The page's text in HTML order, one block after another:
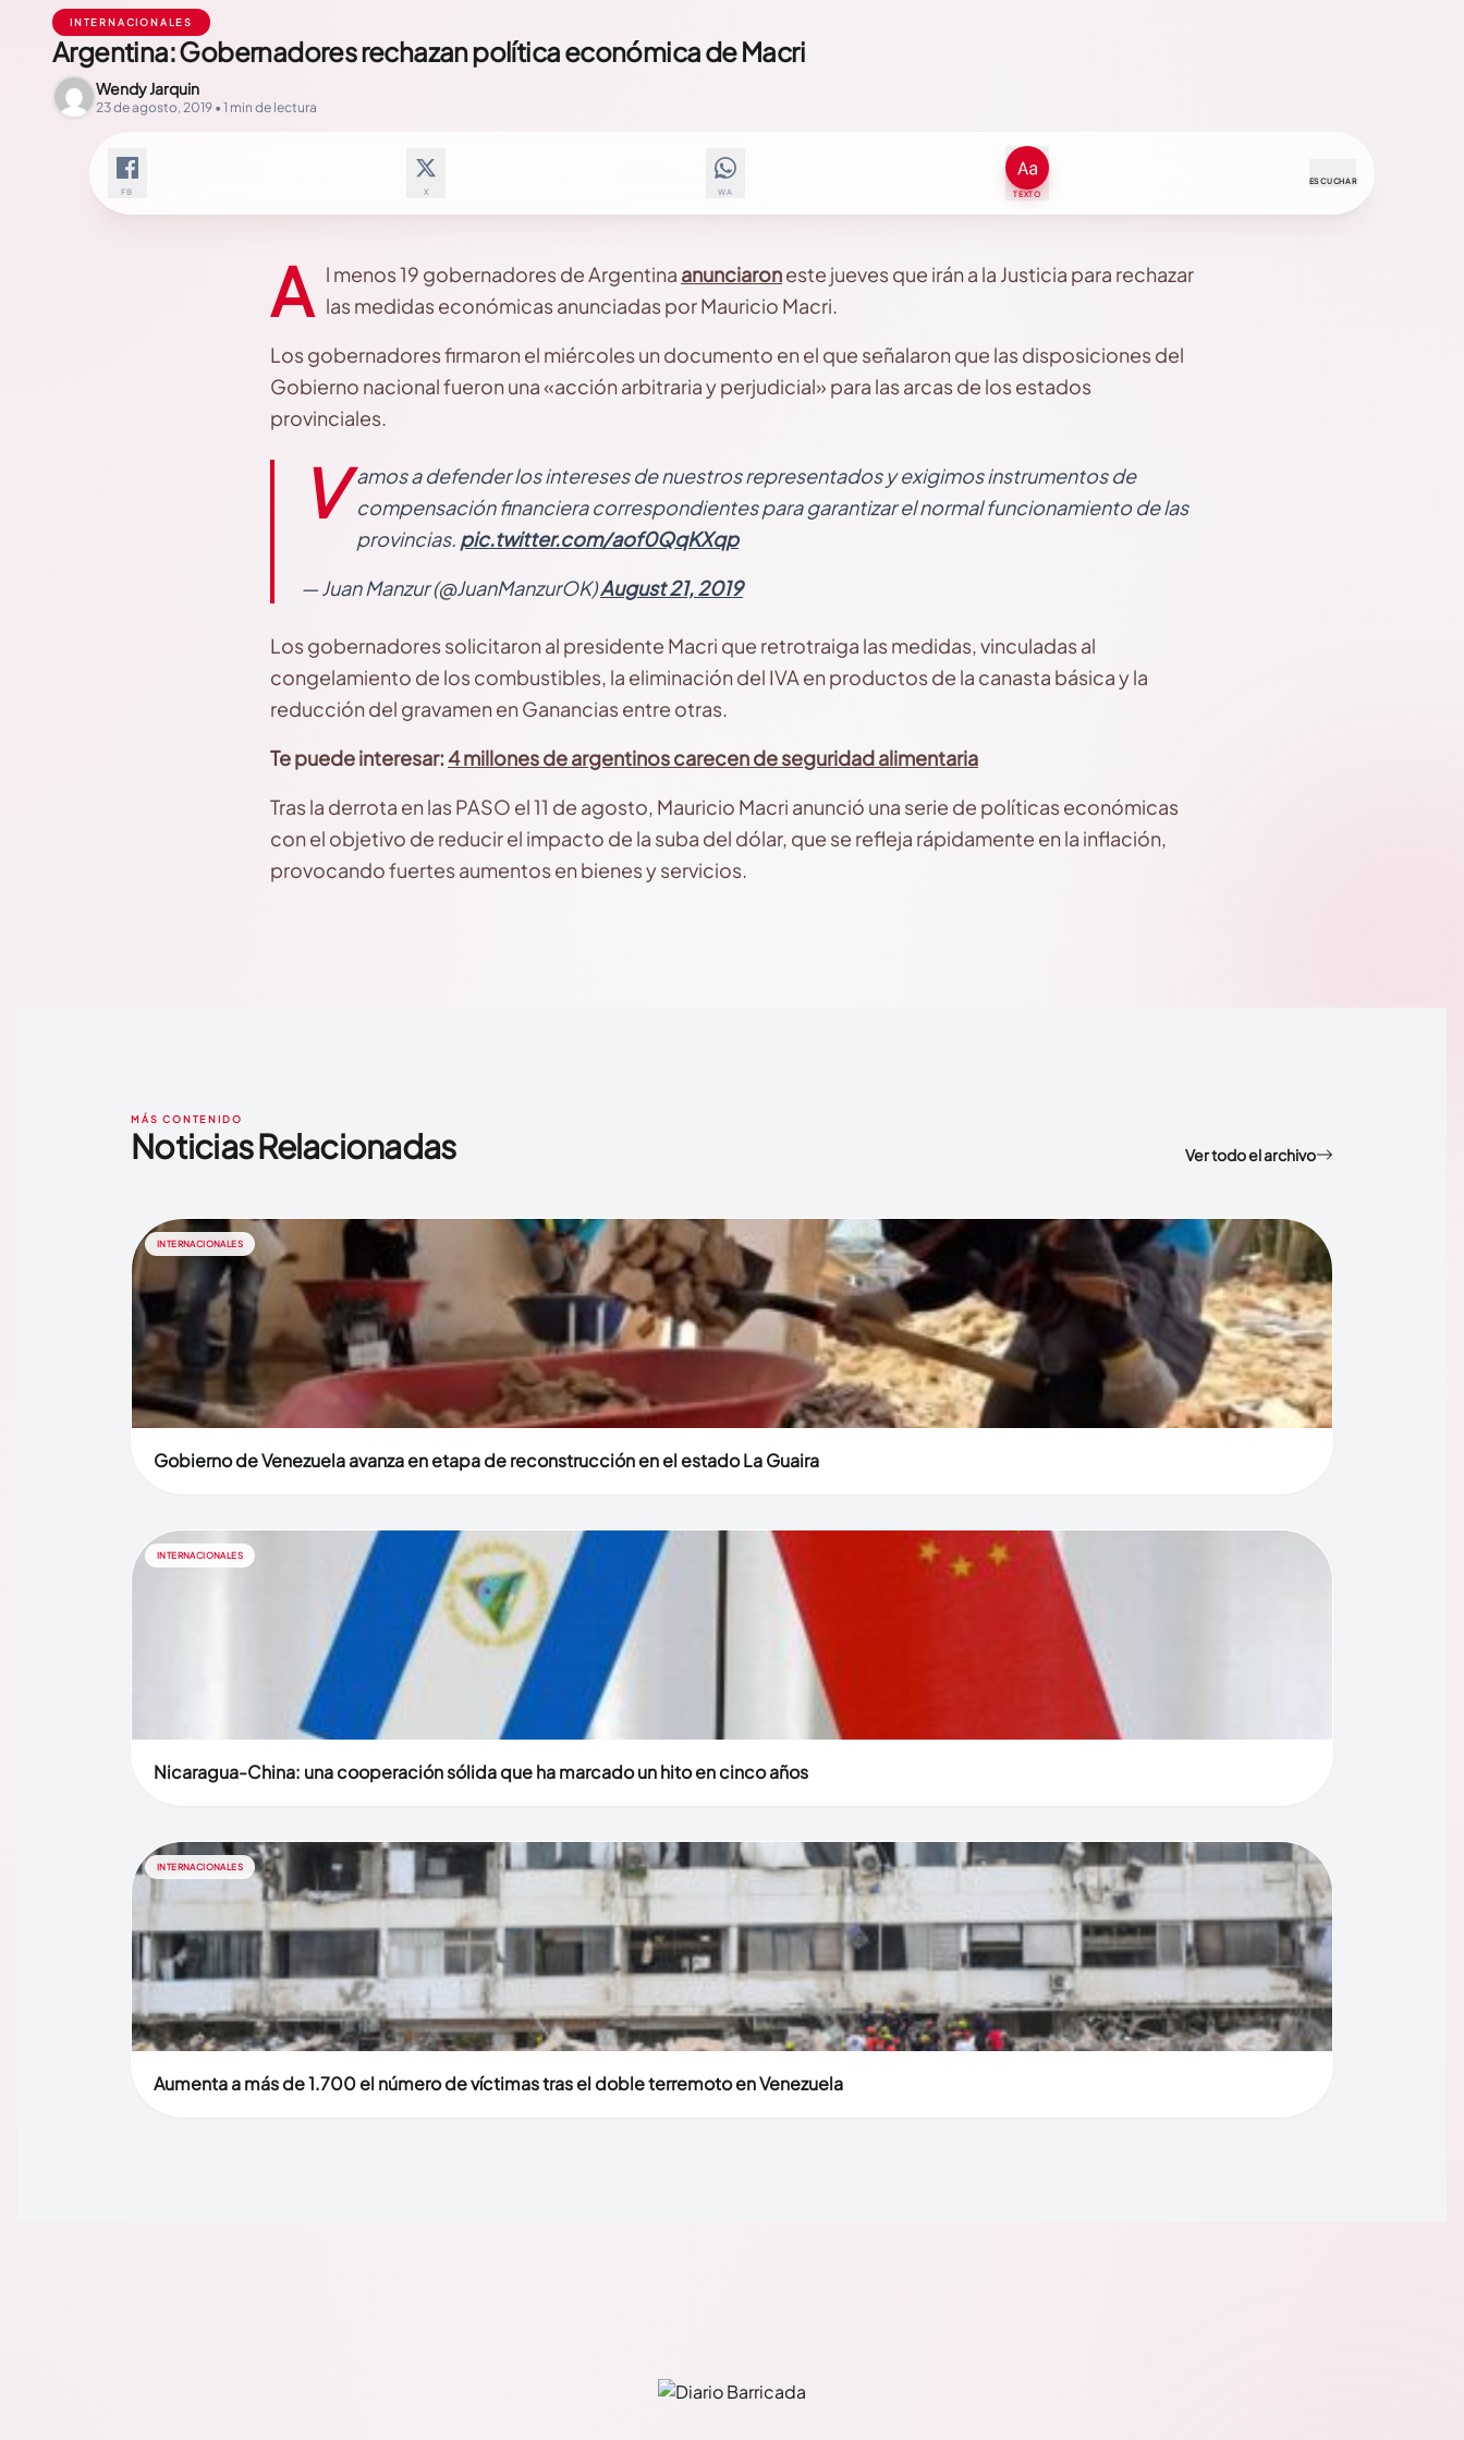
INTERNACIONALES
Argentina: Gobernadores rechazan política económica de Macri
Wendy Jarquin
23 de agosto, 2019 • 1 min de lectura
FB X WA TEXTO
ESCUCHAR
A l menos 19 gobernadores de Argentina anunciaroneste jueves que irán a la Justicia para rechazar
las medidas económicas anunciadas por Mauricio Macri.
Los gobernadores firmaron el miércoles un documento en el que señalaron que las disposiciones del
Gobierno nacional fueron una «acción arbitraria y perjudicial» para las arcas de los estados
provinciales.
V amos a defender los intereses de nuestros representados y exigimos instrumentos de
compensación financiera correspondientes para garantizar el normal funcionamiento de las
provincias. pic.twitter.com/aof0QqKXqp
— Juan Manzur (@JuanManzurOK)August 21, 2019
Los gobernadores solicitaron al presidente Macri que retrotraiga las medidas, vinculadas al
congelamiento de los combustibles, la eliminación del IVA en productos de la canasta básica y la
reducción del gravamen en Ganancias entre otras.
Te puede interesar:4 millones de argentinos carecen de seguridad alimentaria
Tras la derrota en las PASO el 11 de agosto, Mauricio Macri anunció una serie de políticas económicas
con el objetivo de reducir el impacto de la suba del dólar, que se refleja rápidamente en la inflación,
provocando fuertes aumentos en bienes y servicios.
MÁS CONTENIDO
Noticias Relacionadas Ver todo el archivo
INTERNACIONALES
Gobierno de Venezuela avanza en etapa de reconstrucción en el estado La Guaira
INTERNACIONALES
Nicaragua-China: una cooperación sólida que ha marcado un hito en cinco años
INTERNACIONALES
Aumenta a más de 1.700 el número de víctimas tras el doble terremoto en Venezuela